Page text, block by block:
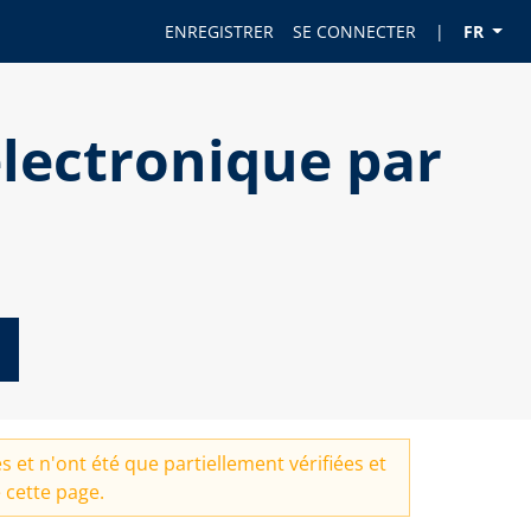
ENREGISTRER SE CONNECTER | FR
par
et n'ont été que partiellement vérifiées et
page.